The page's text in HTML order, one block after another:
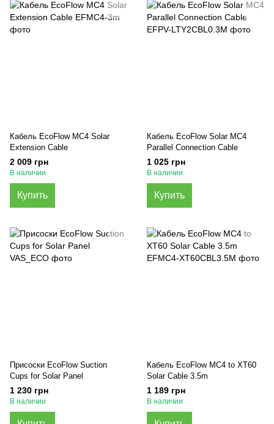
Кабель EcoFlow MC4 Solar
Extension Cable
2 009 грн
В наличии
Купить
Кабель EcoFlow Solar MC4
Parallel Connection Cable
1 025 грн
В наличии
Купить
Присоски EcoFlow Suction
Cups for Solar Panel
1 230 грн
В наличии
Кабель EcoFlow MC4 to XT60
Solar Cable 3.5m
1 189 грн
В наличии